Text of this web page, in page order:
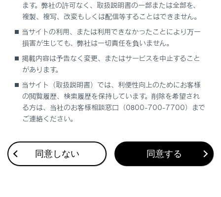
合わせて見られているページ
Lexus Teammate Advanced Park
駐車時／低速走行時の衝突被害軽減を支援する
最適な車間距離を保って追従走行する
このページは役に立ちましたか？
ます。弊社の許可なく、取扱説明書の一部または全部を、
複製、複写、改変もしくは配信等することはできません。
当サイトの利用、または利用できなかったことにより万一
損害が生じても、弊社は一切責任を負いません。
掲載内容は予告なく変更、またはサービスを中止すること
があります。
当サイト（取扱説明書）では、利便性向上のためにお客様
の閲覧履歴、検索履歴を保持しています。削除を希望され
る方は、当社のお客様相談窓口（0800-700-7700）まで
ご連絡ください。
同意しない 同意する